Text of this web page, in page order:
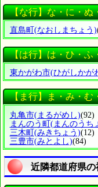
【な行】な・に・ぬ
直島町 (なおしまちょう)
【は行】は・ひ・ふ
東かがわ市(ひがしかが
【ま行】ま・み・む
丸亀市(まるがめし)
まんのう町 (まんのうち
三木町 (みきちょう)
三豊市(みとよし)(84)
近隣都道府県の